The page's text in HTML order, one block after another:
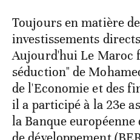
Toujours en matière
investissements
Aujourd'hui Le Maroc
séduction" de
de l'Economie et des
il a participé à la 23e
la Banque